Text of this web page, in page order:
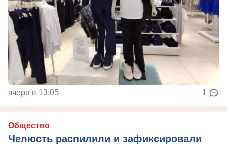
вчера в 13:05 1
Общество
Челюсть распилили и зафиксировали